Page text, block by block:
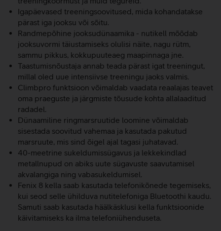
Igapäevased treeningsoovitused, mida kohandatakse
pärast iga jooksu või sõitu.
Randmepõhine jooksudünaamika - nutikell mõõdab
jooksuvormi täiustamiseks olulisi näite, nagu rütm,
sammu pikkus, kokkupuuteaeg maapinnaga jne.
Taastumisnõustaja annab teada pärast igat treeningut,
millal oled uue intensiivse treeningu jaoks valmis.
Climbpro funktsioon võimaldab vaadata reaalajas teavet
oma praeguste ja järgmiste tõusude kohta allalaaditud
radadel.
Dünaamiline ringmarsruutide loomine võimaldab
sisestada soovitud vahemaa ja kasutada pakutud
marsruute, mis sind õigel ajal tagasi juhatavad.
40-meetrine sukeldumissügavus ja lekkekindlad
metallnupud on abiks uute sügavuste saavutamisel
akvalangiga ning vabasukeldumisel.
Fenix 8 kella saab kasutada telefonikõnede tegemiseks,
kui seod selle ühilduva nutitelefoniga Bluetoothi kaudu.
Samuti saab kasutada häälkäsklusi kella funktsioonide
käivitamiseks ka ilma telefoniühenduseta.